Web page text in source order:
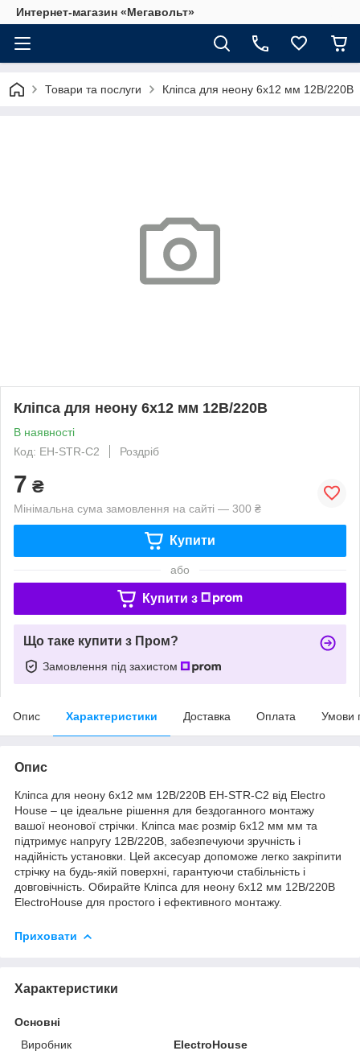
Интернет-магазин «Мегавольт»
Товари та послуги Кліпса для неону 6х12 мм 12В/220В
Кліпса для неону 6х12 мм 12В/220В
В наявності
Код: EH-STR-C2
Роздріб
7 ₴
Мінімальна сума замовлення на сайті — 300 ₴
Купити
або
Купити з
Що таке купити з Пром?
Замовлення під захистом
Опис Характеристики Доставка Оплата Умови
Опис
Кліпса для неону 6х12 мм 12В/220В EH-STR-C2 від Electro
House – це ідеальне рішення для бездоганного монтажу
вашої неонової стрічки. Кліпса має розмір 6х12 мм мм та
підтримує напругу 12В/220В, забезпечуючи зручність і
надійність установки. Цей аксесуар допоможе легко закріпити
стрічку на будь-якій поверхні, гарантуючи стабільність і
довговічність. Обирайте Кліпса для неону 6х12 мм 12В/220В
ElectroHouse для простого і ефективного монтажу.
Приховати
Характеристики
Основні
Виробник
ElectroHouse